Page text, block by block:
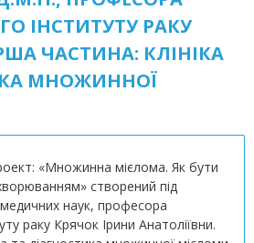
ІНСТИТУТУ РАКУ
ЧАСТИНА: КЛІНІКА
МНОЖИННОЇ
«Множинна мієлома. Як бути
створений під
наук, професора
раку Крячок Ірини Анатоліївни.